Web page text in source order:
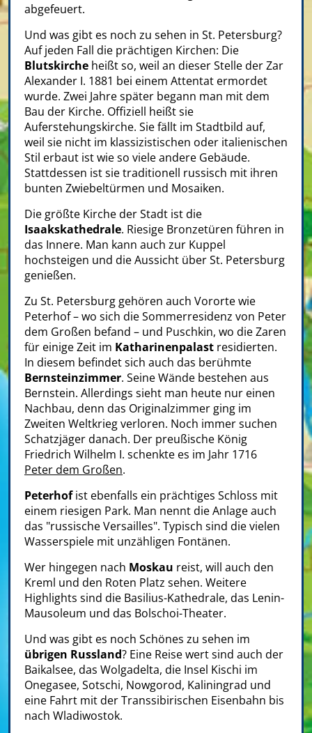
abgefeuert.
Und was gibt es noch zu sehen in St. Petersburg?
Auf jeden Fall die prächtigen Kirchen: Die
Blutskirche heißt so, weil an dieser Stelle der Zar
Alexander I. 1881 bei einem Attentat ermordet
wurde. Zwei Jahre später begann man mit dem
Bau der Kirche. Offiziell heißt sie
Auferstehungskirche. Sie fällt im Stadtbild auf,
weil sie nicht im klassizistischen oder italienischen
Stil erbaut ist wie so viele andere Gebäude.
Stattdessen ist sie traditionell russisch mit ihren
bunten Zwiebeltürmen und Mosaiken.
Die größte Kirche der Stadt ist die
Isaakskathedrale. Riesige Bronzetüren führen in
das Innere. Man kann auch zur Kuppel
hochsteigen und die Aussicht über St. Petersburg
genießen.
Zu St. Petersburg gehören auch Vororte wie
Peterhof – wo sich die Sommerresidenz von Peter
dem Großen befand – und Puschkin, wo die Zaren
für einige Zeit im Katharinenpalast residierten.
In diesem befindet sich auch das berühmte
Bernsteinzimmer. Seine Wände bestehen aus
Bernstein. Allerdings sieht man heute nur einen
Nachbau, denn das Originalzimmer ging im
Zweiten Weltkrieg verloren. Noch immer suchen
Schatzjäger danach. Der preußische König
Friedrich Wilhelm I. schenkte es im Jahr 1716
Peter dem Großen.
Peterhofist ebenfalls ein prächtiges Schloss mit
einem riesigen Park. Man nennt die Anlage auch
das "russische Versailles". Typisch sind die vielen
Wasserspiele mit unzähligen Fontänen.
Wer hingegen nach Moskau reist, will auch den
Kreml und den Roten Platz sehen. Weitere
Highlights sind die Basilius-Kathedrale, das Lenin-
Mausoleum und das Bolschoi-Theater.
Und was gibt es noch Schönes zu sehen im
übrigen Russland? Eine Reise wert sind auch der
Baikalsee, das Wolgadelta, die Insel Kischi im
Onegasee, Sotschi, Nowgorod, Kaliningrad und
eine Fahrt mit der Transsibirischen Eisenbahn bis
nach Wladiwostok.